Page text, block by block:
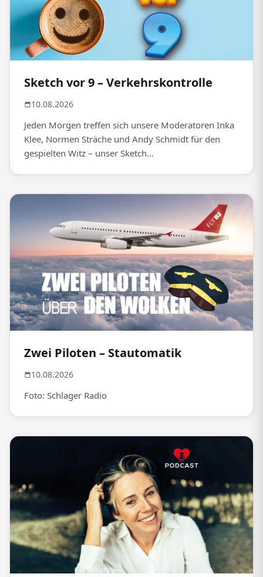
Sketch vor 9 – Verkehrskontrolle
10.08.2026
Jeden Morgen treffen sich unsere Moderatoren Inka
Klee, Normen Sträche und Andy Schmidt für den
gespielten Witz – unser Sketch...
Zwei Piloten – Stautomatik
10.08.2026
Foto: Schlager Radio